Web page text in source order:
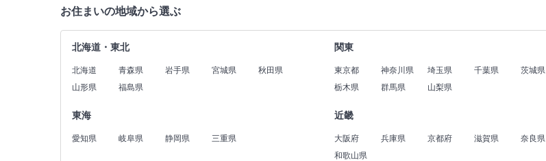
お住まいの地域から選ぶ
北海道・東北
北海道 青森県 岩手県 宮城県
秋田県
山形県
福島県
関東
東京都 神奈川県 埼玉県 千葉県
茨城県
栃木県
群馬県 山梨県
東海
愛知県 岐阜県 静岡県 三重県
近畿
大阪府 兵庫県 京都府 滋賀県
奈良県
和歌山県